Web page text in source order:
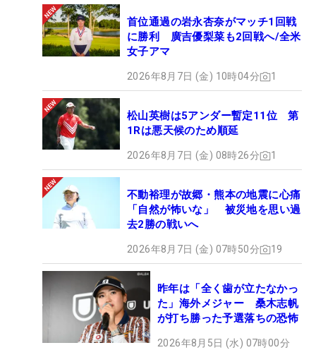
首位通過の岩永杏奈がマッチ1回戦
に勝利 廣吉優梨菜も2回戦へ/全米
女子アマ
2026年8月7日 (金) 10時04分 1
松山英樹は5アンダー暫定11位 第
1Rは悪天候のため順延
2026年8月7日 (金) 08時26分 1
不動裕理が故郷・熊本の地震に心痛
「自然が怖いな」 被災地を思い過
去2勝の戦いへ
2026年8月7日 (金) 07時50分 19
昨年は「全く歯が立たなかっ
た」海外メジャー 桑木志帆
が打ち勝った予選落ちの恐怖
2026年8月5日 (水) 07時00分